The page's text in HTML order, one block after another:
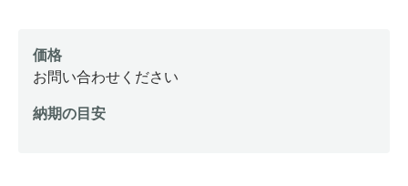
価格
お問い合わせください
納期の目安